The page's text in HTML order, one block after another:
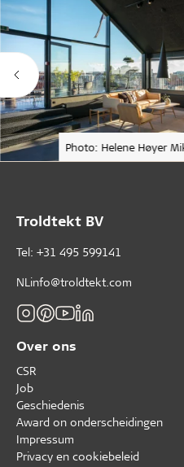
Photo: Helene Høyer
Troldtekt BV
Tel: +31 495 599141
NLinfo@troldtekt.com
Over ons
CSR
Job
Geschiedenis
Award on onderscheidingen
Impressum
Privacy en cookiebeleid